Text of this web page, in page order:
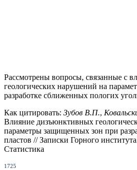
Рассмотрены вопросы, связанные с
геологических нарушений на
разработке сближенных пологих
Как цитировать: Зубов В.П.,
Влияние дизъюнктивных
параметры защищенных зон при
пластов // Записки Горного
Статистика
1725